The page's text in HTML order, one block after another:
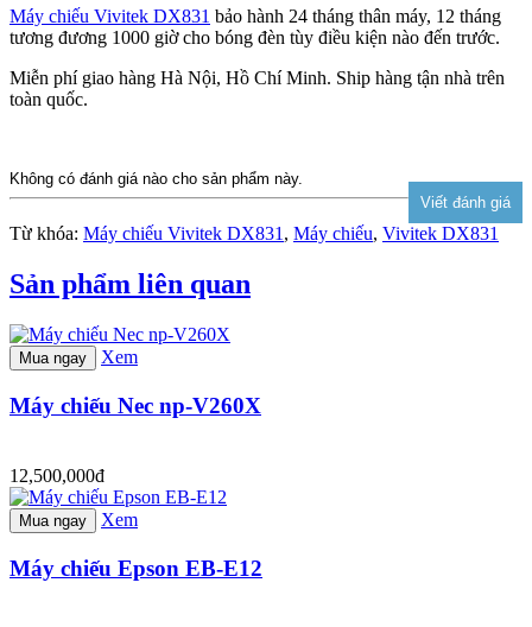
Máy chiếu Vivitek DX831 bảo hành 24 tháng thân máy, 12 tháng
tương đương 1000 giờ cho bóng đèn tùy điều kiện nào đến trước.
Miễn phí giao hàng Hà Nội, Hồ Chí Minh. Ship hàng tận nhà trên
toàn quốc.
Không có đánh giá nào cho sản phẩm này.
Từ khóa: Máy chiếu Vivitek DX831 , Máy chiếu, Vivitek DX831
Sản phẩm liên quan
Mua ngay Xem
Máy chiếu Nec np-V260X
12,500,000đ
Mua ngay Xem
Máy chiếu Epson EB-E12